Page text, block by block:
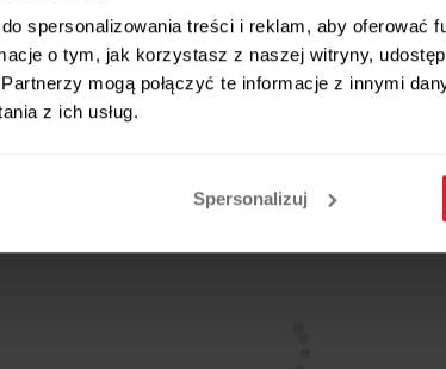
spersonalizowania treści i reklam, aby oferować
o tym, jak korzystasz z naszej witryny,
mogą połączyć te informacje z innymi
z ich usług.
Spersonalizuj